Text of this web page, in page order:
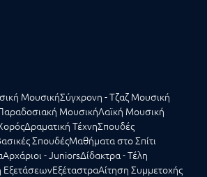
ΜουσικήΣύγχρονη - Τζαζ Μουσική
ΜουσικήΛαϊκή Μουσική
Δραματική ΤέχνηΣπουδές
ΣπουδέςΜαθήματα στο Σπίτι
Αρχάριοι - JuniorsΔίδακτρα - Τέλη
ΕξετάσεωνΕξέταστραΑίτηση Συμμετοχής